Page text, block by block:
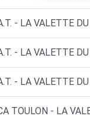
- LA VALETTE
- LA VALETTE
- LA VALETTE DU
TOULON - LA